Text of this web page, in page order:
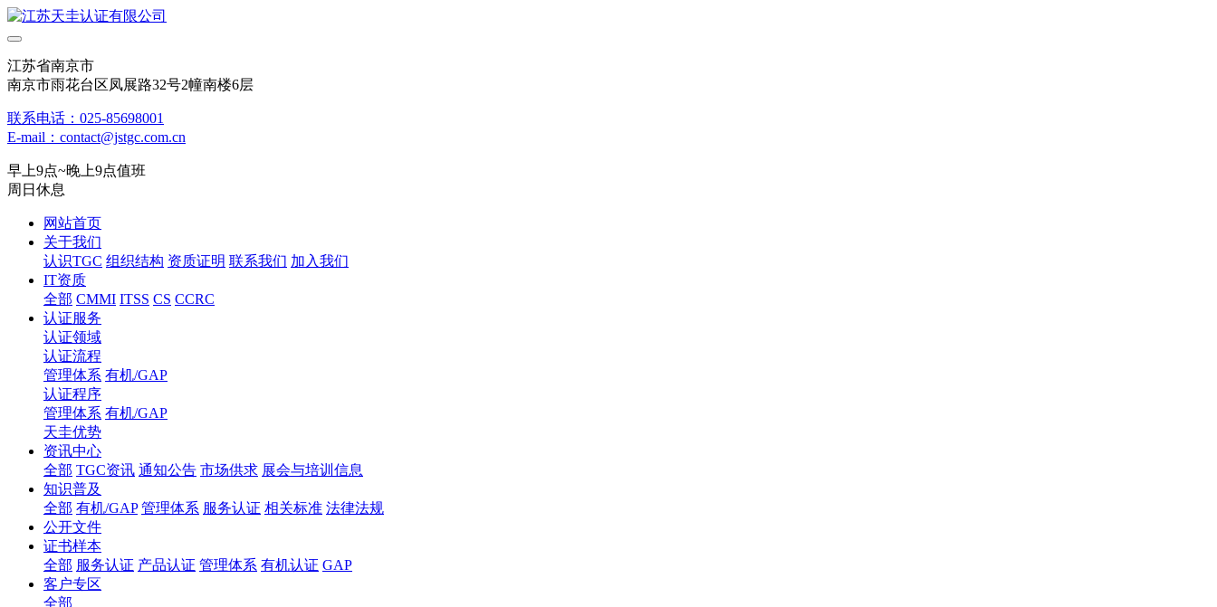
江苏省南京市
南京市雨花台区凤展路32号2幢南楼6层
联系电话：025-85698001
E-mail：contact@jstgc.com.cn
早上9点~晚上9点值班
周日休息
网站首页
关于我们
认识TGC 组织结构 资质证明 联系我们 加入我们
IT资质
全部 CMMI ITSS CS CCRC
认证服务
认证领域
认证流程
管理体系 有机/GAP
认证程序
管理体系 有机/GAP
天圭优势
资讯中心
全部 TGC资讯 通知公告 市场供求 展会与培训信息
知识普及
全部 有机/GAP 管理体系 服务认证 相关标准 法律法规
公开文件
证书样本
全部 服务认证 产品认证 管理体系 有机认证 GAP
客户专区
全部